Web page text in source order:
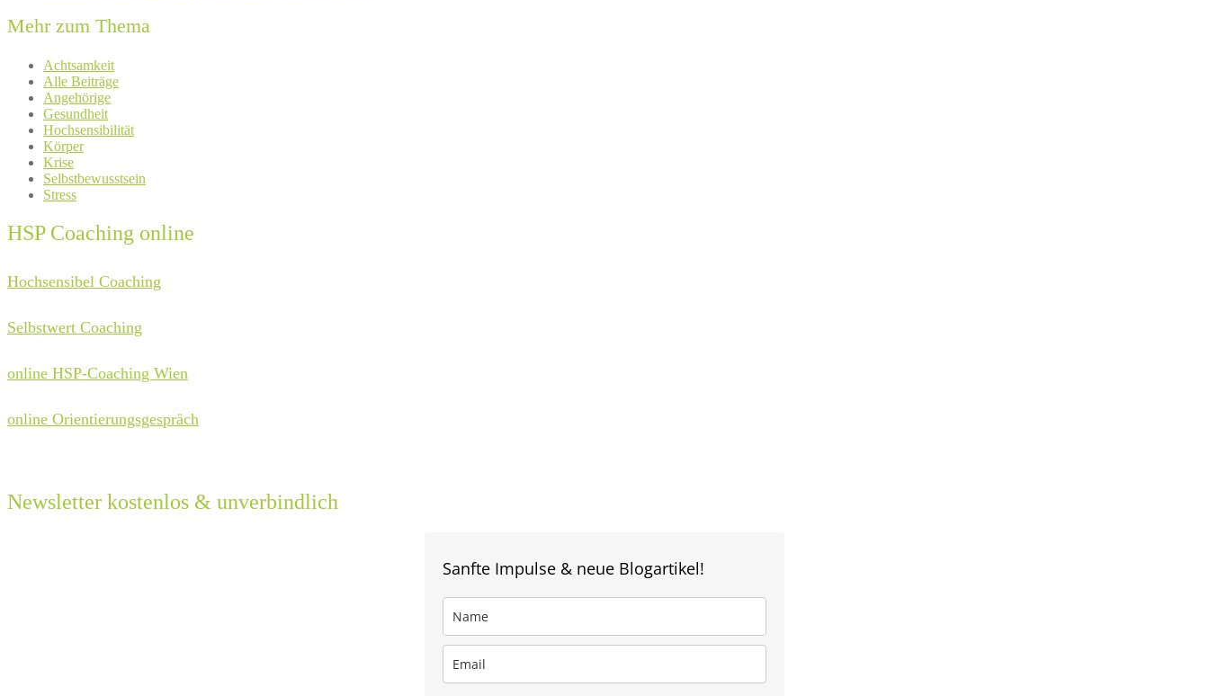
Mehr zum Thema
Achtsamkeit
Alle Beiträge
Angehörige
Gesundheit
Hochsensibilität
Körper
Krise
Selbstbewusstsein
Stress
HSP Coaching online
Hochsensibel Coaching
Selbstwert Coaching
online HSP-Coaching Wien
online Orientierungsgespräch
Newsletter kostenlos & unverbindlich
Sanfte Impulse & neue Blogartikel!